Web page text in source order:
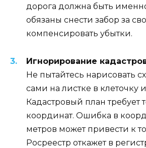
дорога должна быть
обязаны снести забор за
компенсировать убытки.
Игнорирование
Не пытайтесь нарисовать
сами на листке в клеточку
Кадастровый план требует
координат. Ошибка в
метров может привести к
Росреестр откажет в